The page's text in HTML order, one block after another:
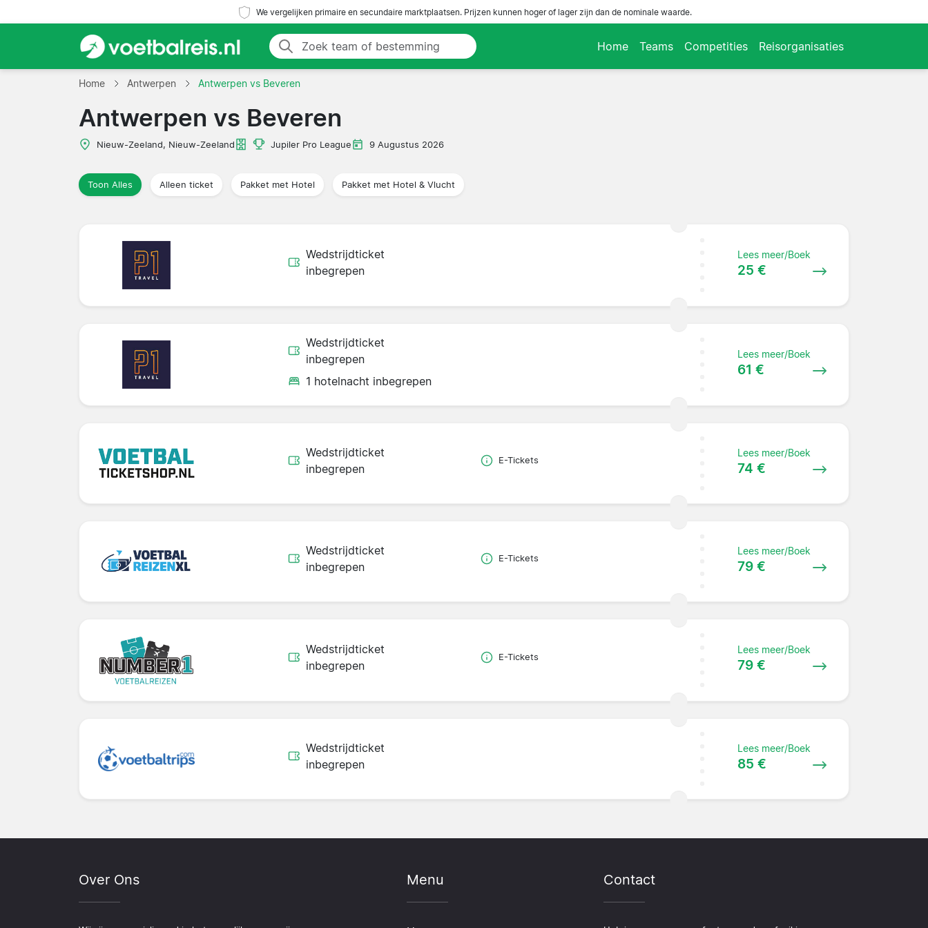
We vergelijken primaire en secundaire marktplaatsen. Prijzen kunnen hoger of lager zijn dan de nominale waarde.
Home Teams Competities Reisorganisaties
Home Antwerpen Antwerpen vs Beveren
Antwerpen vs Beveren
Nieuw-Zeeland, Nieuw-Zeeland Jupiler Pro League 9 Augustus 2026
Toon Alles Alleen ticket Pakket met Hotel Pakket met Hotel & Vlucht
Wedstrijdticket
inbegrepen
Lees meer/Boek
25 €
Wedstrijdticket
inbegrepen
1 hotelnacht inbegrepen
Lees meer/Boek
61 €
Wedstrijdticket
inbegrepen
E-Tickets
Lees meer/Boek
74 €
Wedstrijdticket
inbegrepen
E-Tickets
Lees meer/Boek
79 €
Wedstrijdticket
inbegrepen
E-Tickets
Lees meer/Boek
79 €
Wedstrijdticket
inbegrepen
Lees meer/Boek
85 €
Over Ons Menu Contact